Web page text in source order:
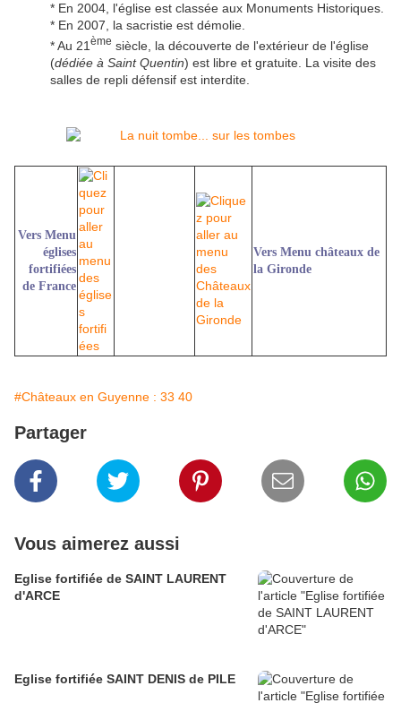
* En 2004, l'église est classée aux Monuments Historiques.
* En 2007, la sacristie est démolie.
* Au 21 ème siècle, la découverte de l'extérieur de l'église
(dédiée à Saint Quentin) est libre et gratuite. La visite des
salles de repli défensif est interdite.
Vers Menu
églises
fortifiées
de France
Vers Menu châteaux de
la Gironde
#Châteaux en Guyenne : 33 40
Partager
Vous aimerez aussi
Eglise fortifiée de SAINT LAURENT
d'ARCE
Eglise fortifiée SAINT DENIS de PILE